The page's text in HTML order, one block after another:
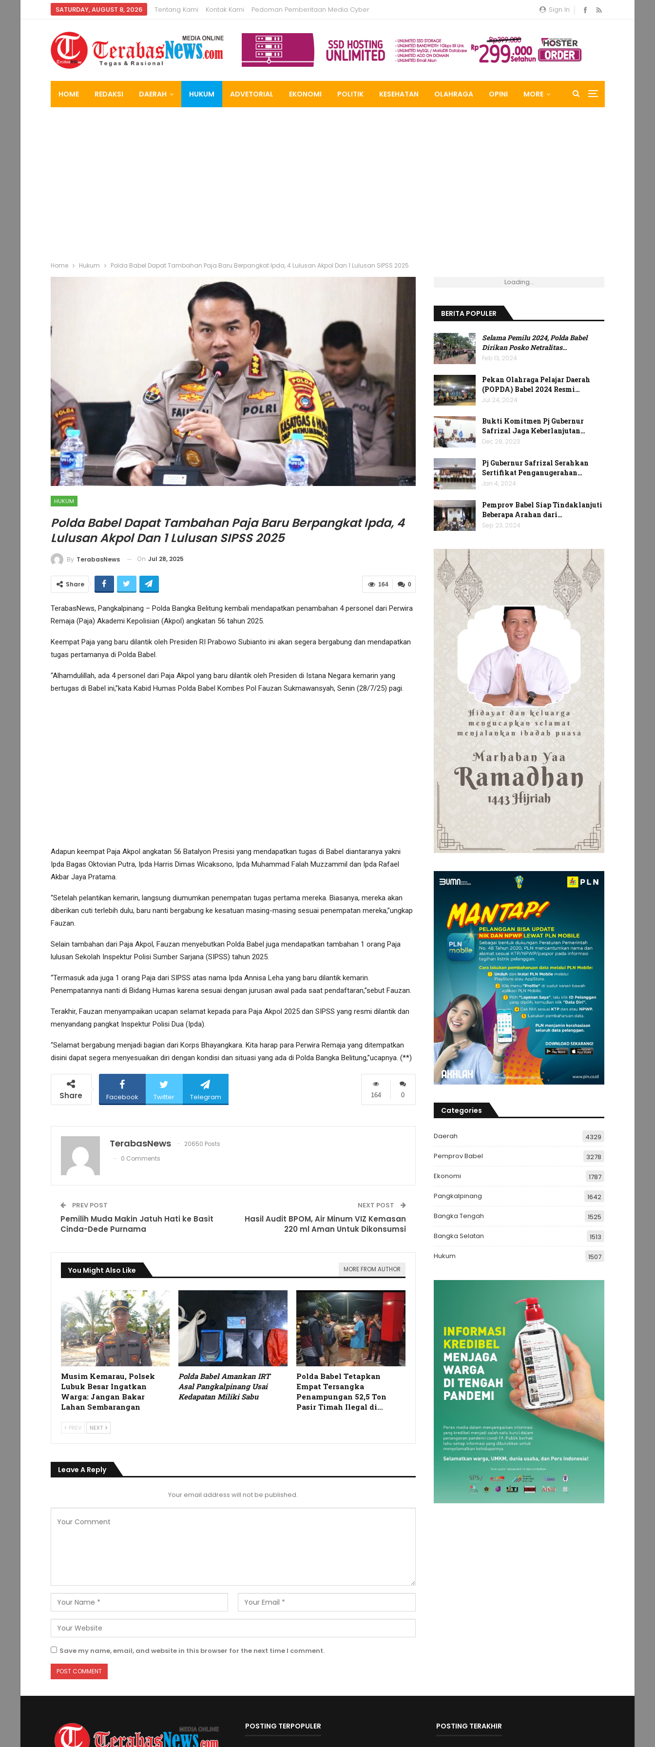
Sign In
SATURDAY, AUGUST 8, 2026 Tentang Kami Kontak Kami Pedoman Pemberitaan Media Cyber
HOME REDAKSI DAERAH HUKUM ADVETORIAL EKONOMI POLITIK KESEHATAN OLAHRAGA OPINI MORE
Home Hukum Polda Babel Dapat Tambahan Paja Baru Berpangkat Ipda, 4 Lulusan Akpol Dan 1 Lulusan SIPSS 2025
HUKUM
Polda Babel Dapat Tambahan Paja Baru Berpangkat Ipda, 4
Lulusan Akpol Dan 1 Lulusan SIPSS 2025
By TerabasNews On Jul 28, 2025
0
164
Share
TerabasNews, Pangkalpinang – Polda Bangka Belitung kembali mendapatkan penambahan 4 personel dari Perwira
Remaja (Paja) Akademi Kepolisian (Akpol) angkatan 56 tahun 2025.
Keempat Paja yang baru dilantik oleh Presiden RI Prabowo Subianto ini akan segera bergabung dan mendapatkan
tugas pertamanya di Polda Babel.
“Alhamdulillah, ada 4 personel dari Paja Akpol yang baru dilantik oleh Presiden di Istana Negara kemarin yang
bertugas di Babel ini,”kata Kabid Humas Polda Babel Kombes Pol Fauzan Sukmawansyah, Senin (28/7/25) pagi.
Adapun keempat Paja Akpol angkatan 56 Batalyon Presisi yang mendapatkan tugas di Babel diantaranya yakni
Ipda Bagas Oktovian Putra, Ipda Harris Dimas Wicaksono, Ipda Muhammad Falah Muzzammil dan Ipda Rafael
Akbar Jaya Pratama.
“Setelah pelantikan kemarin, langsung diumumkan penempatan tugas pertama mereka. Biasanya, mereka akan
diberikan cuti terlebih dulu, baru nanti bergabung ke kesatuan masing-masing sesuai penempatan mereka,”ungkap
Fauzan.
Selain tambahan dari Paja Akpol, Fauzan menyebutkan Polda Babel juga mendapatkan tambahan 1 orang Paja
lulusan Sekolah Inspektur Polisi Sumber Sarjana (SIPSS) tahun 2025.
“Termasuk ada juga 1 orang Paja dari SIPSS atas nama Ipda Annisa Leha yang baru dilantik kemarin.
Penempatannya nanti di Bidang Humas karena sesuai dengan jurusan awal pada saat pendaftaran,”sebut Fauzan.
Terakhir, Fauzan menyampaikan ucapan selamat kepada para Paja Akpol 2025 dan SIPSS yang resmi dilantik dan
menyandang pangkat Inspektur Polisi Dua (Ipda).
“Selamat bergabung menjadi bagian dari Korps Bhayangkara. Kita harap para Perwira Remaja yang ditempatkan
disini dapat segera menyesuaikan diri dengan kondisi dan situasi yang ada di Polda Bangka Belitung,”ucapnya. (**)
0
164
Share Facebook Twitter Telegram
TerabasNews
20650 Posts
0 Comments
PREV POST
Pemilih Muda Makin Jatuh Hati ke Basit
Cinda-Dede Purnama
NEXT POST
Hasil Audit BPOM, Air Minum VIZ Kemasan
220 ml Aman Untuk Dikonsumsi
You Might Also Like MORE FROM AUTHOR
Musim Kemarau, Polsek
Lubuk Besar Ingatkan
Warga: Jangan Bakar
Lahan Sembarangan
Polda Babel Amankan IRT
Asal Pangkalpinang Usai
Kedapatan Miliki Sabu
Polda Babel Tetapkan
Empat Tersangka
Penampungan 52,5 Ton
Pasir Timah Ilegal di…
PREV NEXT
Leave A Reply
Your email address will not be published.
Save my name, email, and website in this browser for the next time I comment.
Loading...
BERITA POPULER
Selama Pemilu 2024, Polda Babel
Dirikan Posko Netralitas…
Feb 13, 2024
Pekan Olahraga Pelajar Daerah
(POPDA) Babel 2024 Resmi…
Jul 24, 2024
Bukti Komitmen Pj Gubernur
Safrizal Jaga Keberlanjutan…
Dec 28, 2023
Pj Gubernur Safrizal Serahkan
Sertifikat Penganugerahan…
Jan 4, 2024
Pemprov Babel Siap Tindaklanjuti
Beberapa Arahan dari…
Sep 23, 2024
Categories
Daerah 4329
Pemprov Babel 3278
Ekonomi 1787
Pangkalpinang 1642
Bangka Tengah 1525
Bangka Selatan 1513
Hukum 1507
POSTING TERPOPULER POSTING TERAKHIR